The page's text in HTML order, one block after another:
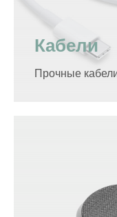
Кабели
Прочные